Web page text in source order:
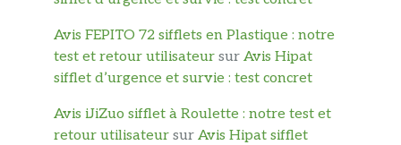
Avis FEPITO 72 sifflets en Plastique : notre
test et retour utilisateur sur Avis Hipat
sifflet d’urgence et survie : test concret
Avis iJiZuo sifflet à Roulette : notre test et
retour utilisateur sur Avis Hipat sifflet